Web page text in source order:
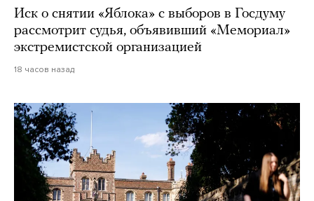
Иск о снятии «Яблока» с выборов в Госдуму
рассмотрит судья, объявивший «Мемориал»
экстремистской организацией
18 часов назад